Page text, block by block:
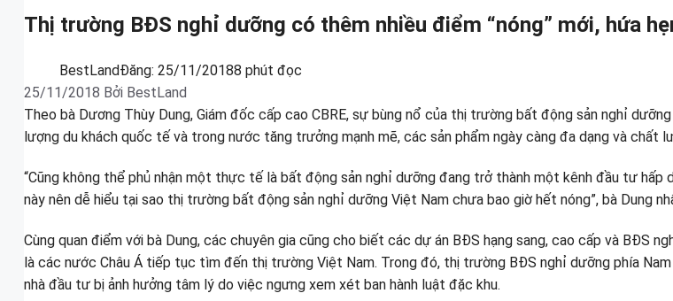
Thị trường BĐS nghỉ dưỡng có thêm nhiều điểm “nóng” mới, hứa
BestLandĐăng: 25/11/20188 phút đọc
25/11/2018 Bởi BestLand
Theo bà Dương Thùy Dung, Giám đốc cấp cao CBRE, sự bùng nổ của thị trường bất động sản nghỉ
lượng du khách quốc tế và trong nước tăng trưởng mạnh mẽ, các sản phẩm ngày càng đa dạng và chất
“Cũng không thể phủ nhận một thực tế là bất động sản nghỉ dưỡng đang trở thành một kênh đầu tư
này nên dễ hiểu tại sao thị trường bất động sản nghỉ dưỡng Việt Nam chưa bao giờ hết nóng”, bà Dung
Cùng quan điểm với bà Dung, các chuyên gia cũng cho biết các dự án BĐS hạng sang, cao cấp và BĐS
là các nước Châu Á tiếp tục tìm đến thị trường Việt Nam. Trong đó, thị trường BĐS nghỉ dưỡng phía
nhà đầu tư bị ảnh hưởng tâm lý do việc ngưng xem xét ban hành luật đặc khu.